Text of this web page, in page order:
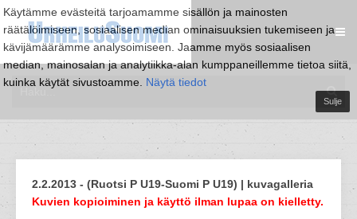
Käytämme evästeitä tarjoamamme sisällön ja mainosten
räätälöimiseen, sosiaalisen median ominaisuuksien tukemiseen ja
kävijämäärämme analysoimiseen. Jaamme myös sosiaalisen
median, mainosalan ja analytiikka-alan kumppaneillemme tietoa siitä,
kuinka käytät sivustoamme. Näytä tiedot
Sulje
2.2.2013 - (Ruotsi P U19-Suomi P U19) | kuvagalleria
Kuvien kopioiminen ja käyttö ilman lupaa on kielletty.